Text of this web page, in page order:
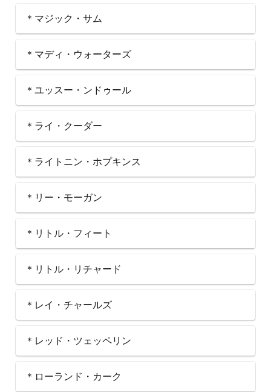
＊マジック・サム
＊マディ・ウォーターズ
＊ユッスー・ンドゥール
＊ライ・クーダー
＊ライトニン・ホプキンス
＊リー・モーガン
＊リトル・フィート
＊リトル・リチャード
＊レイ・チャールズ
＊レッド・ツェッペリン
＊ローランド・カーク